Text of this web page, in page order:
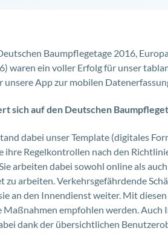
Baumpflegetage 2016,
waren ein voller Erfolg für unser
unsere App zur mobilen
sich auf den Deutschen
dabei unser Template (digitales
ihre Regelkontrollen nach den
arbeiten dabei sowohl online als
zu arbeiten. Verkehrsgefährdende
an den Innendienst weiter. Mit
Maßnahmen empfohlen werden.
dank der übersichtlichen